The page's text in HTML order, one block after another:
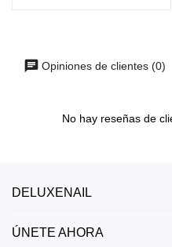
Opiniones de clientes (0)
No hay reseñas de
DELUXENAIL
ÚNETE AHORA